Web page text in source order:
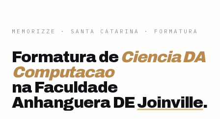
MEMORIZZE · SANTA CATARINA · FORMATURA
Formatura de Ciencia DA
Computacao
na Faculdade
Anhanguera DEJoinville.